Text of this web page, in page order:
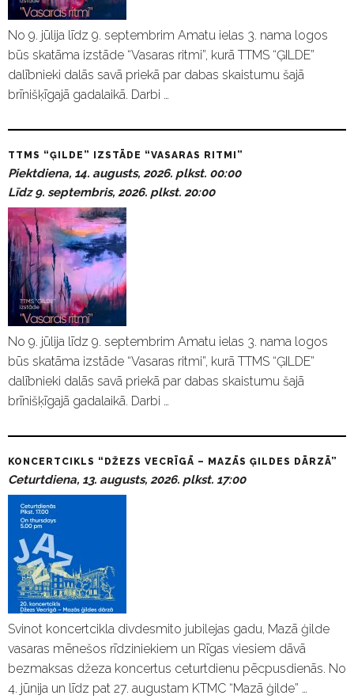
No 9. jūlija līdz 9. septembrim Amatu ielas 3. nama logos
būs skatāma izstāde “Vasaras ritmi”, kurā TTMS “ĢILDE”
dalībnieki dalās savā priekā par dabas skaistumu šajā
brīnišķīgajā gadalaikā. Darbi …
TTMS “ĢILDE” IZSTĀDE “VASARAS RITMI”
Piektdiena, 14. augusts, 2026. plkst. 00:00
Līdz 9. septembris, 2026. plkst. 20:00
No 9. jūlija līdz 9. septembrim Amatu ielas 3. nama logos
būs skatāma izstāde “Vasaras ritmi”, kurā TTMS “ĢILDE”
dalībnieki dalās savā priekā par dabas skaistumu šajā
brīnišķīgajā gadalaikā. Darbi …
KONCERTCIKLS “DŽEZS VECRĪGĀ – MAZĀS ĢILDES DĀRZĀ”
Ceturtdiena, 13. augusts, 2026. plkst. 17:00
Svinot koncertcikla divdesmito jubilejas gadu, Mazā ģilde
vasaras mēnešos rīdziniekiem un Rīgas viesiem dāvā
bezmaksas džeza koncertus ceturtdienu pēcpusdienās. No
4. jūnija un līdz pat 27. augustam KTMC “Mazā ģilde” …